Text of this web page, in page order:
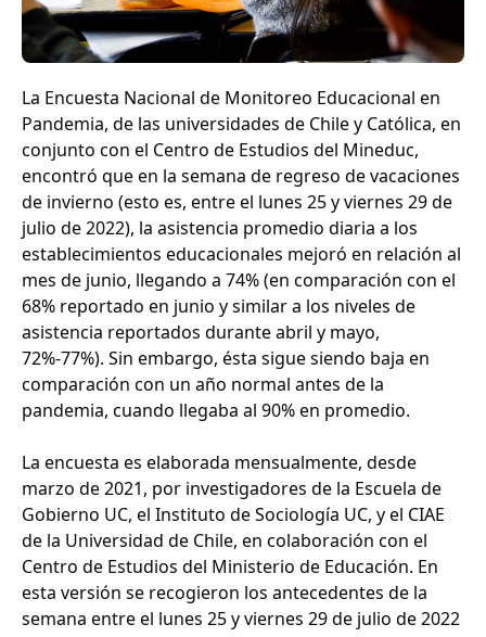
La Encuesta Nacional de Monitoreo Educacional en
Pandemia, de las universidades de Chile y Católica, en
conjunto con el Centro de Estudios del Mineduc,
encontró que en la semana de regreso de vacaciones
de invierno (esto es, entre el lunes 25 y viernes 29 de
julio de 2022), la asistencia promedio diaria a los
establecimientos educacionales mejoró en relación al
mes de junio, llegando a 74% (en comparación con el
68% reportado en junio y similar a los niveles de
asistencia reportados durante abril y mayo,
72%-77%). Sin embargo, ésta sigue siendo baja en
comparación con un año normal antes de la
pandemia, cuando llegaba al 90% en promedio.
La encuesta es elaborada mensualmente, desde
marzo de 2021, por investigadores de la Escuela de
Gobierno UC, el Instituto de Sociología UC, y el CIAE
de la Universidad de Chile, en colaboración con el
Centro de Estudios del Ministerio de Educación. En
esta versión se recogieron los antecedentes de la
semana entre el lunes 25 y viernes 29 de julio de 2022